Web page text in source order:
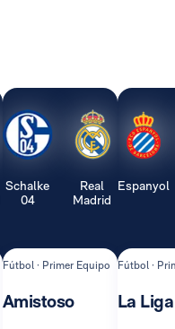
Schalke
04
Real
Madrid
Fútbol · Primer Equipo
Amistoso
Espanyol
Fútbol ·
La Liga